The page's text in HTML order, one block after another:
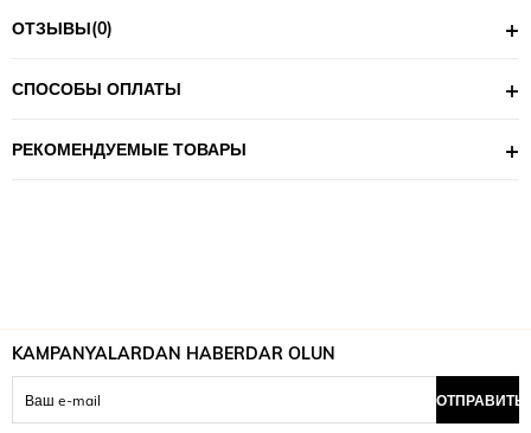
ОТЗЫВЫ(0)
СПОСОБЫ ОПЛАТЫ
РЕКОМЕНДУЕМЫЕ ТОВАРЫ
KAMPANYALARDAN HABERDAR OLUN
ОТПРАВИТЬ